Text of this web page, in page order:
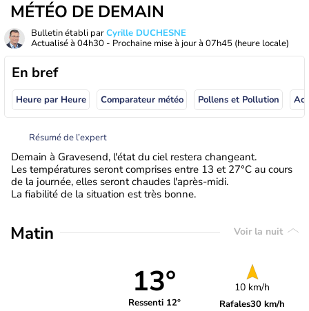
MÉTÉO DE DEMAIN
Bulletin établi parCyrille DUCHESNE
Actualisé à 04h30 - Prochaine mise à jour à 07h45 (heure locale)
En bref
Heure par Heure Comparateur météo Pollens et Pollution
Résumé de l’expert
Demain à Gravesend, l'état du ciel restera changeant.
Les températures seront comprises entre 13 et 27°C au cours
de la journée, elles seront chaudes l'après-midi.
La fiabilité de la situation est très bonne.
Matin Voir la nuit
13°
Ressenti 12°
10 km/h
Rafales30 km/h